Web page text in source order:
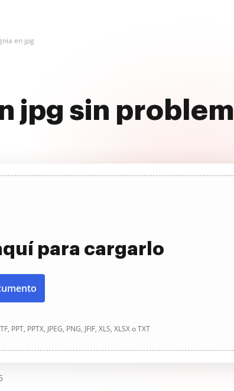
en jpg
jpg sin
para cargarlo
PPTX, JPEG, PNG, JFIF, XLS, XLSX o TXT